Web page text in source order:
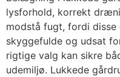
lysforhold, korrekt
modstå fugt, fordi
skyggefulde og udsat
rigtige valg kan sikre
udemiljø. Lukkede